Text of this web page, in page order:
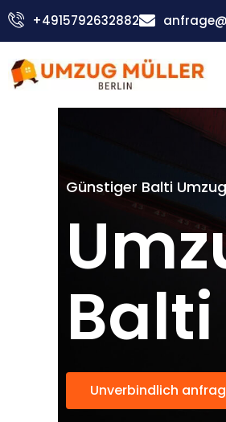
Zum
Inhalt
+4915792632882
Günstiger Balti Umzug
Balti
Unverbindlich